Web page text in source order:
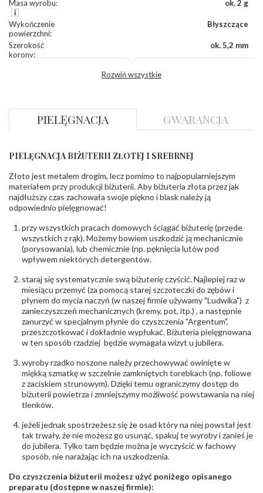
Masa wyrobu: ok. 2 g
Wykończenie
powierzchni:
Błyszczące
Szerokość
korony:
ok. 5,2 mm
Szerokość szyny
Kamień:
Liczba
diamentów:
0.020 ct - 2 szt.
Liczba
diamentów
Masa
diamentów
(łącznie):
0.04 ct
Barwa:
Czystość
:
POZOSTAŁE KAMIENIE
Rodzaje
kamieni:
Tanzanit
Liczba kamieni:
Tanzanit - 1 szt.
Szlif kamieni:
Fasetowy owalny
Masa kamieni
(łącznie):
ok. 0.45 ct.
INNE PARAMETRY
Producent
679-25-92-107; sklep@wec.com.pl
Bezpieczeństwo
- rodzaj
ostrzeżenia:
Nie nadaje się dla dzieci w wieku poniżej 3 lat
,Elementy w wyrobie wykonane z białego złota
Rozwiń wszystkie
PIELĘGNACJA GWARANCJA
PIELĘGNACJA BIŻUTERII ZŁOTEJ I SREBRNEJ
Złoto jest metalem drogim, lecz pomimo to najpopularniejszym
materiałem przy produkcji biżuterii. Aby biżuteria złota przez jak
najdłuższy czas zachowała swoje piękno i blask należy ją
odpowiednio pielęgnować!
przy wszystkich pracach domowych ściągać biżuterię (przede
wszystkich z rąk). Możemy bowiem uszkodzić ją mechanicznie
(porysowania), lub chemicznie (np. pęknięcia lutów pod
wpływem niektórych detergentów.
staraj się systematycznie swą biżuterię czyścić. Najlepiej raz w
miesiącu przemyć (za pomocą starej szczoteczki do zębów i
płynem do mycia naczyń (w naszej firmie używamy "Ludwika") z
zanieczyszczeń mechanicznych (kremy, pot, itp.) , a następnie
zanurzyć w specjalnym płynie do czyszczenia "Argentum",
przeszczotkować i dokładnie wypłukać. Biżuteria pielęgnowana
w ten sposób rzadziej będzie wymagała wizyt u jubilera.
wyroby rzadko noszone należy przechowywać owinięte w
miękką szmatkę w szczelnie zamkniętych torebkach (np. foliowe
z zaciskiem strunowym). Dzięki temu ograniczymy dostęp do
biżuterii powietrza i zmniejszymy możliwość powstawania na niej
tlenków.
jeżeli jednak spostrzeżesz się że osad który na niej powstał jest
tak trwały, że nie możesz go usunąć, spakuj te wyroby i zanieś je
do jubilera. Tylko tam będzie można je wyczyścić w fachowy
sposób, nie narażając ich na uszkodzenia.
Do czyszczenia biżuterii możesz użyć poniżego opisanego
preparatu (dostępne w naszej firmie):